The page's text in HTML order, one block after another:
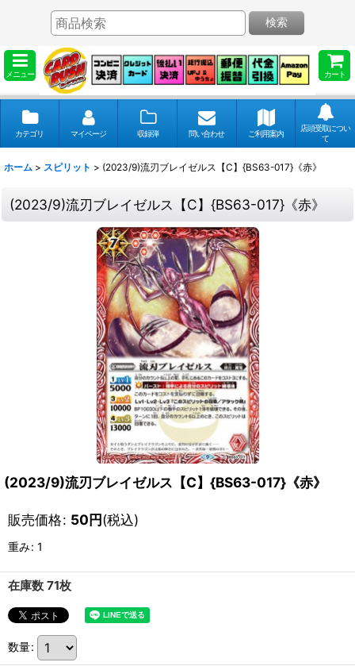
メニュー カート
検索
カテゴリ マイページ 収録弾 問い合わせ ご利用案内
店頭受取につい
て
ホーム > スピリット > (2023/9)流刃ブレイゼルス【C】{BS63-017}《赤》
(2023/9)流刃ブレイゼルス【C】{BS63-017}《赤》
(2023/9)流刃ブレイゼルス【C】{BS63-017}《赤》
販売価格: 50円(税込)
重み: 1
在庫数 71枚
数量: